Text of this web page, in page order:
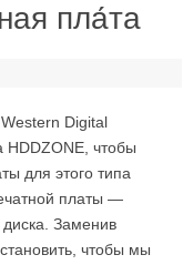
пла́та
Digital
HDDZONE, чтобы
для этого типа
платы —
диска. Заменив
чтобы мы